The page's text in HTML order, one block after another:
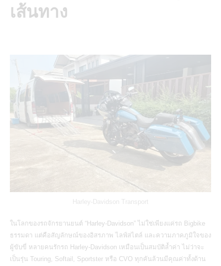
เส้นทาง
Harley-Davidson Transport
ในโลกของรถจักรยานยนต์ “Harley-Davidson” ไม่ใช่เพียงแค่รถ Bigbike
ธรรมดา แต่คือสัญลักษณ์ของอิสรภาพ ไลฟ์สไตล์ และความภาคภูมิใจของ
ผู้ขับขี่ หลายคนรักรถ Harley-Davidson เหมือนเป็นสมบัติล้ำค่า ไม่ว่าจะ
เป็นรุ่น Touring, Softail, Sportster หรือ CVO ทุกคันล้วนมีคุณค่าทั้งด้าน